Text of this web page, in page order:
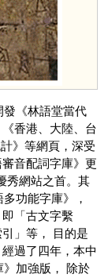
發《林語堂當代
香港、大陸、台
》等網頁，深受
音配詞字庫》更
秀網站之首。其
功能字庫》，
「古文字繫
」等， 目的是
過了四年，本中
加強版， 除於